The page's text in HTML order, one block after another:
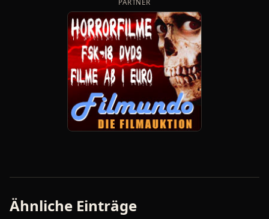
PARTNER
Ähnliche Einträge